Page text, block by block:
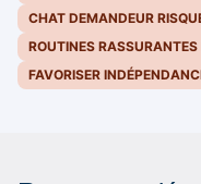
CHAT DEMANDEUR
ROUTINES
FAVORISER